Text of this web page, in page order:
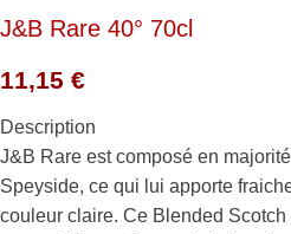
J&B Rare 40° 70cl
11,15 €
Description
J&B Rare est composé en
Speyside, ce qui lui apporte
couleur claire. Ce Blended